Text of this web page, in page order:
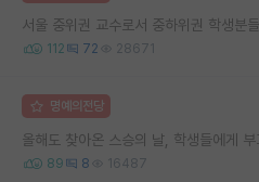
112 72 28671
명예의전당
올해도 찾아온 스승의 날, 학생들에게 부
89 8 16487